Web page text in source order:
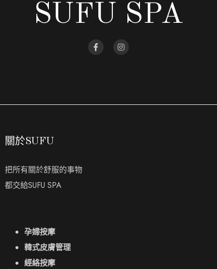
SUFU SPA
關於SUFU
把所有關於舒服的事物
都交給SUFU SPA
孕婦按摩
韓式皮膚管理
經絡按摩